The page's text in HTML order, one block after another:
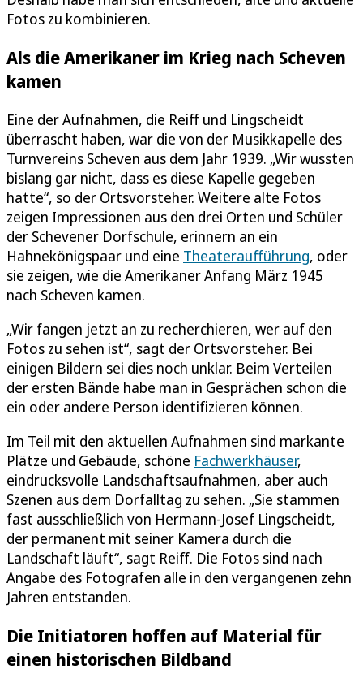
Fotos zu kombinieren.
Als die Amerikaner im Krieg nach Scheven
kamen
Eine der Aufnahmen, die Reiff und Lingscheidt
überrascht haben, war die von der Musikkapelle des
Turnvereins Scheven aus dem Jahr 1939. „Wir wussten
bislang gar nicht, dass es diese Kapelle gegeben
hatte“, so der Ortsvorsteher. Weitere alte Fotos
zeigen Impressionen aus den drei Orten und Schüler
der Schevener Dorfschule, erinnern an ein
Hahnekönigspaar und eine Theateraufführung, oder
sie zeigen, wie die Amerikaner Anfang März 1945
nach Scheven kamen.
„Wir fangen jetzt an zu recherchieren, wer auf den
Fotos zu sehen ist“, sagt der Ortsvorsteher. Bei
einigen Bildern sei dies noch unklar. Beim Verteilen
der ersten Bände habe man in Gesprächen schon die
ein oder andere Person identifizieren können.
Im Teil mit den aktuellen Aufnahmen sind markante
Plätze und Gebäude, schöne Fachwerkhäuser,
eindrucksvolle Landschaftsaufnahmen, aber auch
Szenen aus dem Dorfalltag zu sehen. „Sie stammen
fast ausschließlich von Hermann-Josef Lingscheidt,
der permanent mit seiner Kamera durch die
Landschaft läuft“, sagt Reiff. Die Fotos sind nach
Angabe des Fotografen alle in den vergangenen zehn
Jahren entstanden.
Die Initiatoren hoffen auf Material für
einen historischen Bildband